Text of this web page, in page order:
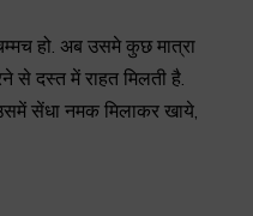
हो. अब उसमे कुछ मात्रा
से दस्त में राहत मिलती है.
सेंधा नमक मिलाकर खाये,